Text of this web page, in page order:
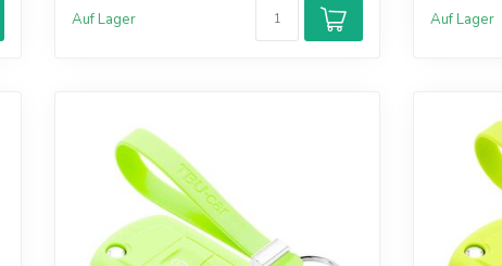
Auf Lager Auf Lager